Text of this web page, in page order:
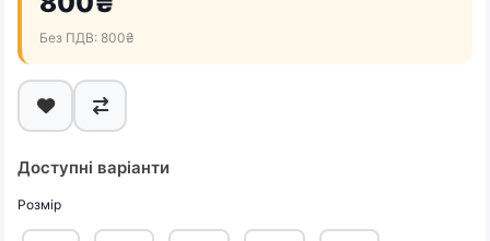
Без ПДВ: 800₴
Доступні варіанти
Розмір